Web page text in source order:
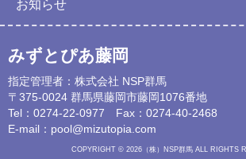
お知らせ
みずとぴあ藤岡
指定管理者：株式会社 NSP群馬
〒375-0024 群馬県藤岡市藤岡1076番地
Tel：0274-22-0977 Fax：0274-40-2468
E-mail： pool@mizutopia.com
COPYRIGHT © 2026（株）NSP群馬 ALL RIGHTS